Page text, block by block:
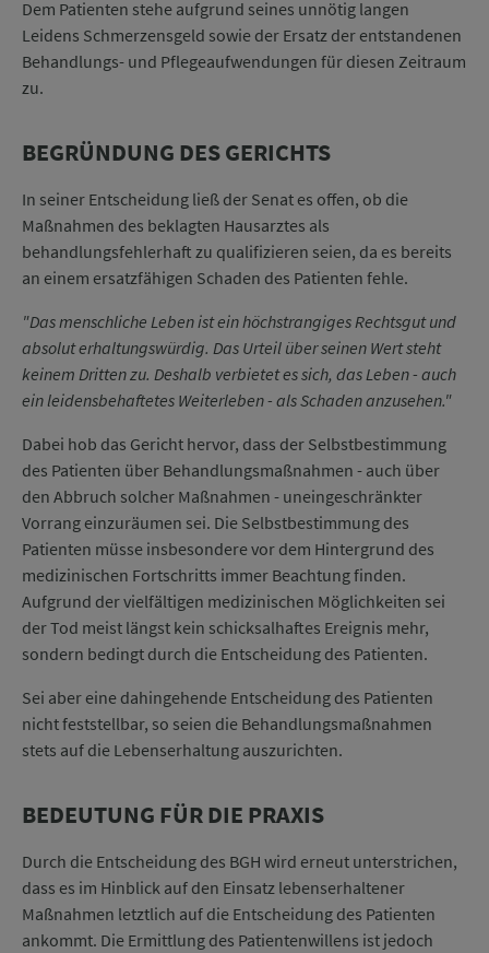
Dem Patienten stehe aufgrund seines unnötig langen
Leidens Schmerzensgeld sowie der Ersatz der entstandenen
Behandlungs- und Pflegeaufwendungen für diesen Zeitraum
zu.
BEGRÜNDUNG DES GERICHTS
In seiner Entscheidung ließ der Senat es offen, ob die
Maßnahmen des beklagten Hausarztes als
behandlungsfehlerhaft zu qualifizieren seien, da es bereits
an einem ersatzfähigen Schaden des Patienten fehle.
"Das menschliche Leben ist ein höchstrangiges Rechtsgut und
absolut erhaltungswürdig. Das Urteil über seinen Wert steht
keinem Dritten zu. Deshalb verbietet es sich, das Leben - auch
ein leidensbehaftetes Weiterleben - als Schaden anzusehen."
Dabei hob das Gericht hervor, dass der Selbstbestimmung
des Patienten über Behandlungsmaßnahmen - auch über
den Abbruch solcher Maßnahmen - uneingeschränkter
Vorrang einzuräumen sei. Die Selbstbestimmung des
Patienten müsse insbesondere vor dem Hintergrund des
medizinischen Fortschritts immer Beachtung finden.
Aufgrund der vielfältigen medizinischen Möglichkeiten sei
der Tod meist längst kein schicksalhaftes Ereignis mehr,
sondern bedingt durch die Entscheidung des Patienten.
Sei aber eine dahingehende Entscheidung des Patienten
nicht feststellbar, so seien die Behandlungsmaßnahmen
stets auf die Lebenserhaltung auszurichten.
BEDEUTUNG FÜR DIE PRAXIS
Durch die Entscheidung des BGH wird erneut unterstrichen,
dass es im Hinblick auf den Einsatz lebenserhaltener
Maßnahmen letztlich auf die Entscheidung des Patienten
ankommt. Die Ermittlung des Patientenwillens ist jedoch